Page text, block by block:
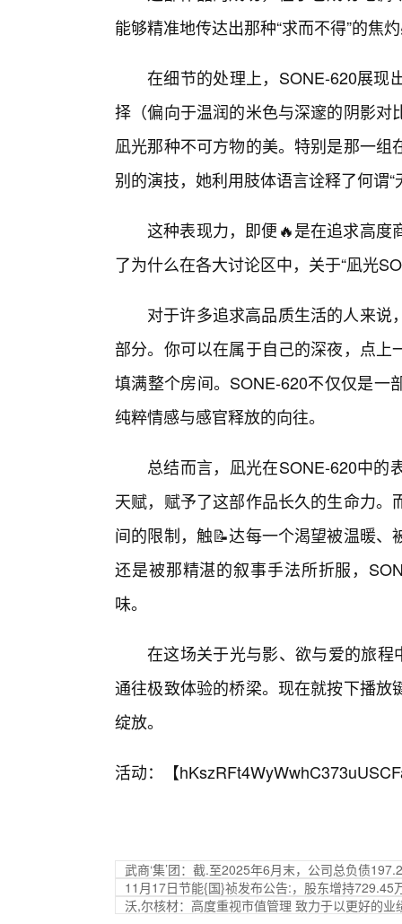
能够精准地传达出那种“求而不得”的焦
在细节的处理上，SONE-620展现
择（偏向于温润的米色与深邃的阴影
凪光那种不可方物的美。特别是那一
别的演技，她利用肢体语言诠释了何谓“
这种表现力，即便🔥是在追求高度
了为什么在各大讨论区中，关于“凪光
对于许多追求高品质生活的人来
部分。你可以在属于自己的深夜，点
填满整个房间。SONE-620不仅仅是一
纯粹情感与感官释放的向往。
总结而言，凪光在SONE-620中的
天赋，赋予了这部作品长久的生命力
间的限制，触📝达每一个渴望被温暖
还是被那精湛的叙事手法所折服，
味。
在这场关于光与影、欲与爱的旅
通往极致体验的桥梁。现在就按下播
绽放。
活动：【
武商‘集’团：截.至2025年6月末，公司总负债
11月17日节能{国}祯发布公告:，股东增持729.45
沃,尔核材：高度重视市值管理 致力于以更好的业